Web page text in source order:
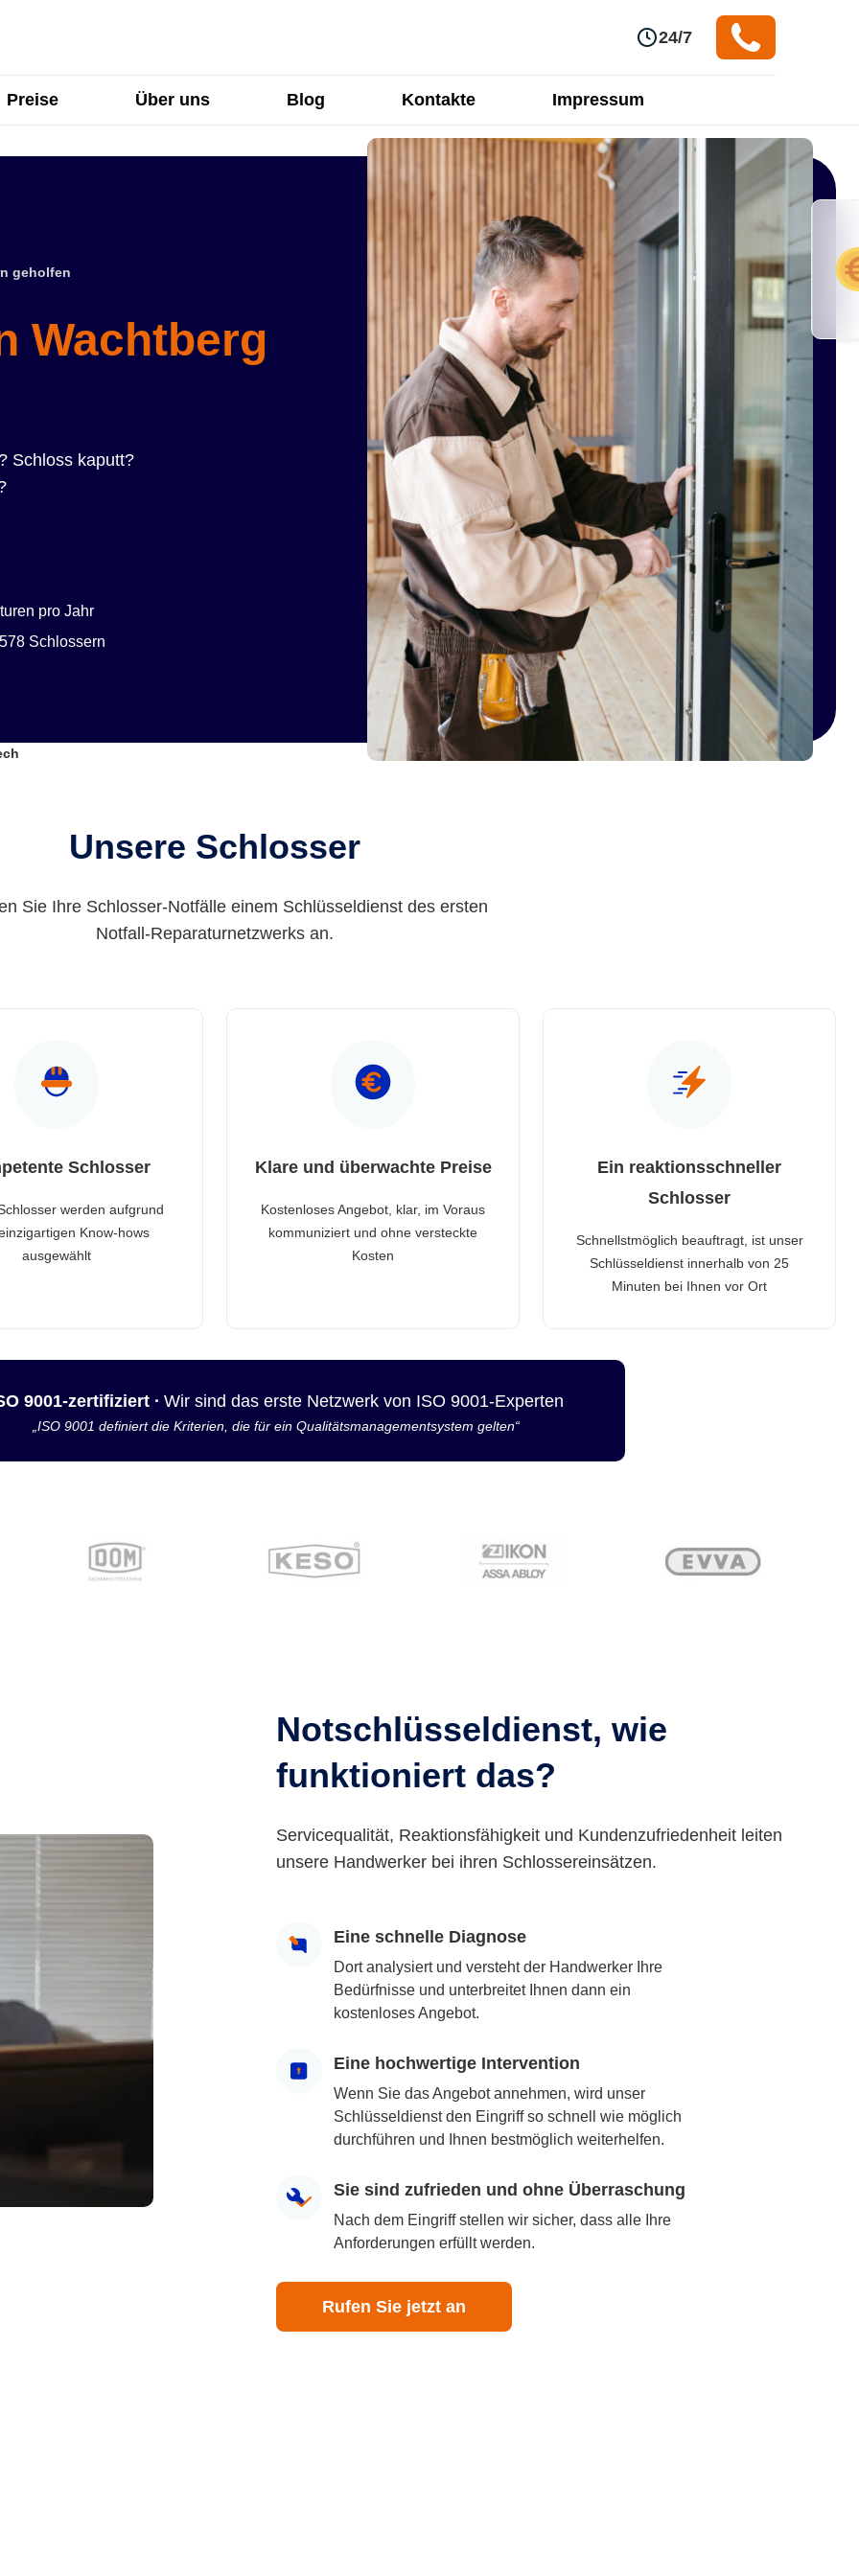
24/7
Preise Über uns Blog Kontakte Impressum
geholfen
Wachtberg
Schloss kaputt?
pro Jahr
Schlossern
Unsere Schlosser
Sie Ihre Schlosser-Notfälle einem Schlüsseldienst des ersten
Notfall-Reparaturnetzwerks an.
Schlosser
werden aufgrund
Know-hows
ausgewählt
Klare und überwachte Preise
Kostenloses Angebot, klar, im Voraus
kommuniziert und ohne versteckte
Kosten
Ein reaktionsschneller
Schlosser
Schnellstmöglich beauftragt, ist unser
Schlüsseldienst innerhalb von 25
Minuten bei Ihnen vor Ort
9001-zertifiziert · Wir sind das erste Netzwerk von ISO 9001-Experten
„ISO 9001 definiert die Kriterien, die für ein Qualitätsmanagementsystem gelten“
Notschlüsseldienst, wie
funktioniert das?
Servicequalität, Reaktionsfähigkeit und Kundenzufriedenheit leiten
unsere Handwerker bei ihren Schlossereinsätzen.
Eine schnelle Diagnose
Dort analysiert und versteht der Handwerker Ihre
Bedürfnisse und unterbreitet Ihnen dann ein
kostenloses Angebot.
Eine hochwertige Intervention
Wenn Sie das Angebot annehmen, wird unser
Schlüsseldienst den Eingriff so schnell wie möglich
durchführen und Ihnen bestmöglich weiterhelfen.
Sie sind zufrieden und ohne Überraschung
Nach dem Eingriff stellen wir sicher, dass alle Ihre
Anforderungen erfüllt werden.
Rufen Sie jetzt an